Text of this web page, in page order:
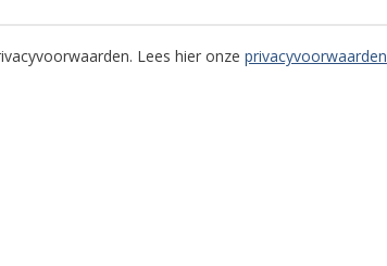
Lees hier onze privacyvoorwaarden